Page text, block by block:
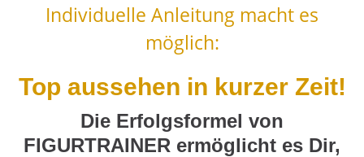
Individuelle Anleitung macht es
möglich:
Top aussehen in kurzer Zeit!
Die Erfolgsformel von
FIGURTRAINER ermöglicht es Dir,